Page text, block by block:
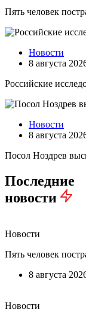
Пять человек
Новости
8 августа
Российские
Новости
8 августа
Посол Ноздрев
Последние
новости
Новости
Пять человек
8 августа
Новости